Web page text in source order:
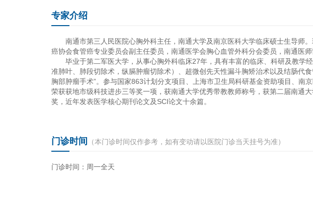
专家介绍
南通市第三人民医院心胸外科主任，南通大学及南京医科大学临床硕士生导师
癌协会食管癌专业委员会副主任委员，南通医学会胸心血管外科分会委员，南通医师
毕业于第二军医大学，从事心胸外科临床27年，具有丰富的临床、科研及教
准肺叶、肺段切除术，纵膈肿瘤切除术）、超微创先天性漏斗胸矫治术以及结肠代
胸部肿瘤手术”。参与国家863计划分支项目、上海市卫生局科研基金资助项目、南
荣获获地市级科技进步三等奖一项，获南通大学优秀带教教师称号，获第二届南通
奖，近年发表医学核心期刊论文及SCI论文十余篇。
门诊时间 （本门诊时间仅作参考，如有变动请以医院门诊当天挂号为准）
门诊时间：周一全天